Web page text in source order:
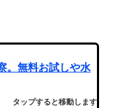
。無料お試しや水
タップすると移動します